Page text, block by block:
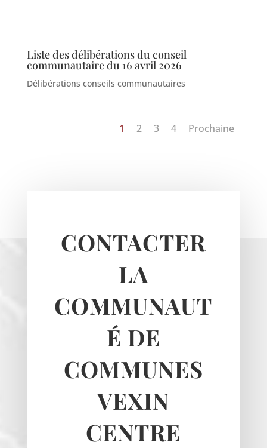
Haravilliers
Themericourt
Theuville
Liste des délibérations du conseil
communautaire du 16 avril 2026
Délibérations conseils communautaires
1 2 3 4 Prochaine
CONTACTER
LA
COMMUNAUT
É DE
COMMUNES
VEXIN
CENTRE